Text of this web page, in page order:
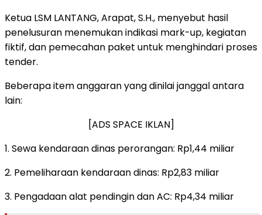
Ketua LSM LANTANG, Arapat, S.H., menyebut hasil
penelusuran menemukan indikasi mark-up, kegiatan
fiktif, dan pemecahan paket untuk menghindari proses
tender.
Beberapa item anggaran yang dinilai janggal antara
lain:
[ADS SPACE IKLAN]
1. Sewa kendaraan dinas perorangan: Rp1,44 miliar
2. Pemeliharaan kendaraan dinas: Rp2,83 miliar
3. Pengadaan alat pendingin dan AC: Rp4,34 miliar